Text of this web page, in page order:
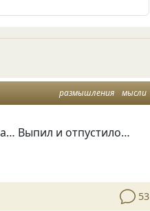
размышления мысли
Выпил и отпустило…
53